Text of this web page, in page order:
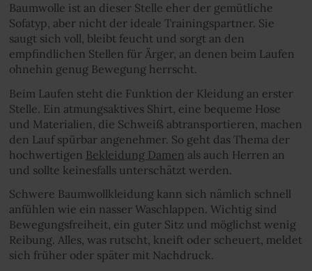
Baumwolle ist an dieser Stelle eher der gemütliche
Sofatyp, aber nicht der ideale Trainingspartner. Sie
saugt sich voll, bleibt feucht und sorgt an den
empfindlichen Stellen für Ärger, an denen beim Laufen
ohnehin genug Bewegung herrscht.
Beim Laufen steht die Funktion der Kleidung an erster
Stelle. Ein atmungsaktives Shirt, eine bequeme Hose
und Materialien, die Schweiß abtransportieren, machen
den Lauf spürbar angenehmer. So geht das Thema der
hochwertigen Bekleidung Damen als auch Herren an
und sollte keinesfalls unterschätzt werden.
Schwere Baumwollkleidung kann sich nämlich schnell
anfühlen wie ein nasser Waschlappen. Wichtig sind
Bewegungsfreiheit, ein guter Sitz und möglichst wenig
Reibung. Alles, was rutscht, kneift oder scheuert, meldet
sich früher oder später mit Nachdruck.